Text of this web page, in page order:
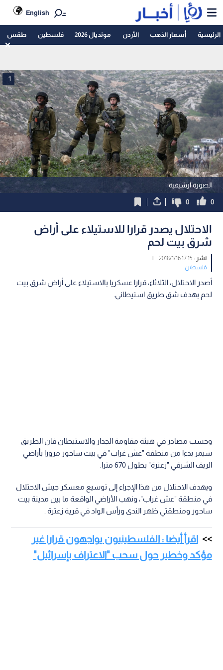
English
الرئيسية أسعار الذهب الأردن مونديال 2026 فلسطين طقس
الصورة ارشيفية
1
0
0
الاحتلال يصدر قرارا للاستيلاء على أراض
شرق بيت لحم
نشر :17:15 2018/1/16
|
فلسطين
أصدر الاحتلال، الثلاثاء، قرارا عسكريا بالاستيلاء على أراض شرق بيت
لحم بهدف شق طريق استيطاني.
وحسب مصادر في هيئة مقاومة الجدار والاستيطان فان الطريق
سيمر بدءا من منطقة "عش غراب" في بيت ساحور مرورا بأراضي
الريف الشرقي "زعترة" بطول 670 مترا.
ويهدف الاحتلال من هذا الإجراء إلى توسيع معسكر جيش الاحتلال
في منطقة "عش غراب"، ونهب الأراضي الواقعة ما بين مدينة بيت
ساحور ومنطقتي ظهر الندى ورأس الواد في قرية زعترة .
اقرأ أيضا : الفلسطينيون يواجهون قرارا غير
مؤكد وخطير حول سحب "الاعتراف بإسرائيل"